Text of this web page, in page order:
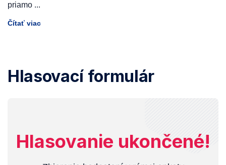
priamo ...
Čítať viac
Hlasovací formulár
Hlasovanie ukončené!